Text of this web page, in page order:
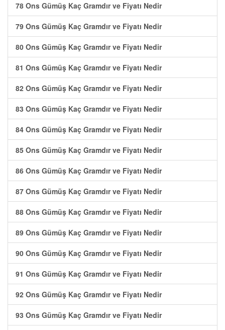
78 Ons Gümüş Kaç Gramdır ve Fiyatı Nedir
79 Ons Gümüş Kaç Gramdır ve Fiyatı Nedir
80 Ons Gümüş Kaç Gramdır ve Fiyatı Nedir
81 Ons Gümüş Kaç Gramdır ve Fiyatı Nedir
82 Ons Gümüş Kaç Gramdır ve Fiyatı Nedir
83 Ons Gümüş Kaç Gramdır ve Fiyatı Nedir
84 Ons Gümüş Kaç Gramdır ve Fiyatı Nedir
85 Ons Gümüş Kaç Gramdır ve Fiyatı Nedir
86 Ons Gümüş Kaç Gramdır ve Fiyatı Nedir
87 Ons Gümüş Kaç Gramdır ve Fiyatı Nedir
88 Ons Gümüş Kaç Gramdır ve Fiyatı Nedir
89 Ons Gümüş Kaç Gramdır ve Fiyatı Nedir
90 Ons Gümüş Kaç Gramdır ve Fiyatı Nedir
91 Ons Gümüş Kaç Gramdır ve Fiyatı Nedir
92 Ons Gümüş Kaç Gramdır ve Fiyatı Nedir
93 Ons Gümüş Kaç Gramdır ve Fiyatı Nedir